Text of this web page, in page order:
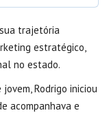
trajetória
estratégico,
no estado.
Rodrigo iniciou
acompanhava e